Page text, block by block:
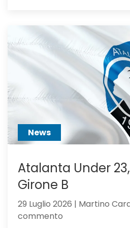
alla
Juventus:
Dea,
non
hai
creduto
abbastanza?
News
Atalanta Under
Girone B
29 Luglio 2026 | Martino
commento